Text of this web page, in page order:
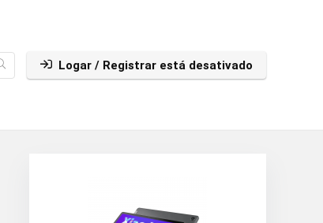
Logar / Registrar está desativado